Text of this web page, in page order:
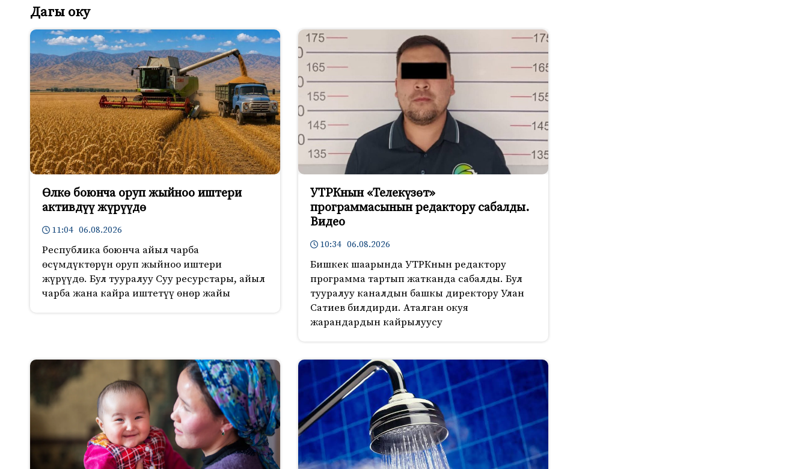
Дагы оку
Өлкө боюнча оруп жыйноо иштери
активдүү жүрүүдө
11:04 06.08.2026
Республика боюнча айыл чарба
өсүмдүктөрүн оруп жыйноо иштери
жүрүүдө. Бул тууралуу Суу ресурстары, айыл
чарба жана кайра иштетүү өнөр жайы
УТРКнын «Телекүзөт»
программасынын редактору сабалды.
Видео
10:34 06.08.2026
Бишкек шаарында УТРКнын редактору
программа тартып жатканда сабалды. Бул
тууралуу каналдын башкы директору Улан
Сатиев билдирди. Аталган окуя
жарандардын кайрылуусу